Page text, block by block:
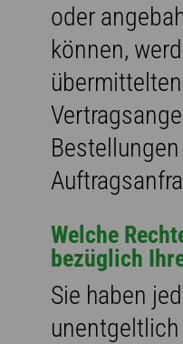
oder
können,
Welche
bezüglich
Sie haben